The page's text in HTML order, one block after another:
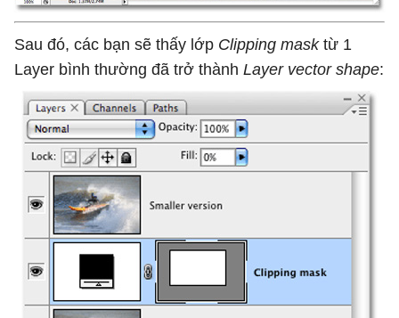
Sau đó, các bạn sẽ thấy lớp Clipping masktừ 1
Layer bình thường đã trở thành Layer vector shape: